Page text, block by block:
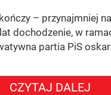
– przynajmniej
dochodzenie, w
partia PiS
CZYTAJ DALEJ